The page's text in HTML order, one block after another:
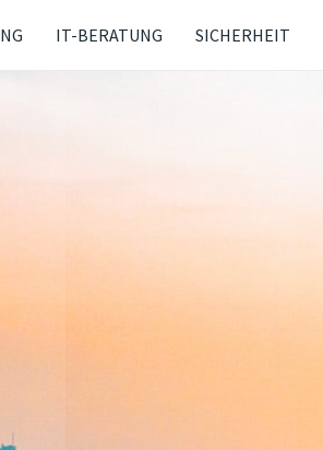
IT-BERATUNG SICHERHEIT